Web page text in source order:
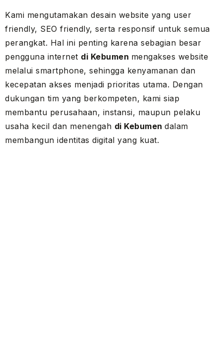
Kami mengutamakan desain website yang user
friendly, SEO friendly, serta responsif untuk semua
perangkat. Hal ini penting karena sebagian besar
pengguna internet di Kebumen mengakses website
melalui smartphone, sehingga kenyamanan dan
kecepatan akses menjadi prioritas utama. Dengan
dukungan tim yang berkompeten, kami siap
membantu perusahaan, instansi, maupun pelaku
usaha kecil dan menengah di Kebumen dalam
membangun identitas digital yang kuat.